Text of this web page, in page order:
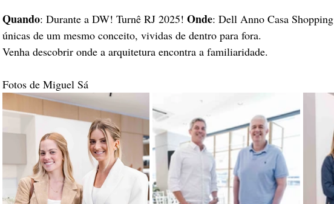
Quando: Durante a DW! Turnê RJ 2025! Onde: Dell Anno Casa Shopping
únicas de um mesmo conceito, vividas de dentro para fora.
Venha descobrir onde a arquitetura encontra a familiaridade.
Fotos de Miguel Sá